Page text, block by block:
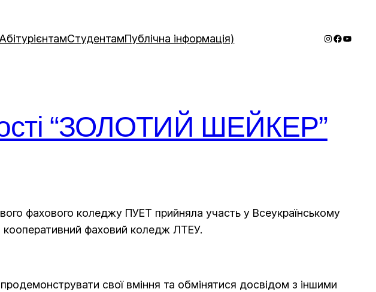
АбітурієнтамСтудентамПублічна інформація) Instagram
“ЗОЛОТИЙ ШЕЙКЕР”
фахового коледжу ПУЕТ прийняла участь у Всеукраїнському
фаховий коледж ЛТЕУ.
свої вміння та обмінятися досвідом з іншими